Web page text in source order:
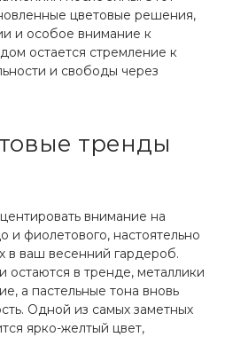
цветовые решения,
и особое внимание к
остается стремление к
и свободы через
тренды
внимание на
и фиолетового, настоятельно
в ваш весенний гардероб.
остаются в тренде, металлики
а пастельные тона вновь
Одной из самых заметных
ярко-желтый цвет,